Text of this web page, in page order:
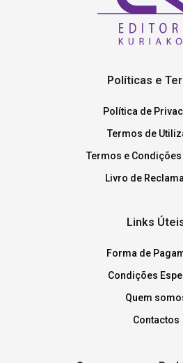
Políticas e
Política de
Termos de
Termos e Condições
Livro de
Links
Forma de
Condições
Quem
Contactos